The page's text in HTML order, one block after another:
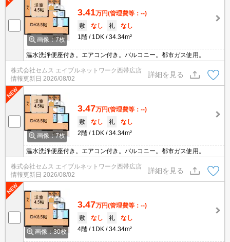
画像：7枚
3.41万円(管理費等：--)
敷
なし 礼
なし
1階
1DK 34.34m²
温水洗浄便座付き。エアコン付き。バルコニー。都市ガス使用。
株式会社セムス エイブルネットワーク西帯広店
情報更新日 2026/08/02
詳細を見る
画像：7枚
3.47万円(管理費等：--)
敷
なし 礼
なし
2階
1DK 34.34m²
温水洗浄便座付き。エアコン付き。バルコニー。都市ガス使用。
株式会社セムス エイブルネットワーク西帯広店
情報更新日 2026/08/02
詳細を見る
画像：30枚
3.47万円(管理費等：--)
敷
なし 礼
なし
4階
1DK 34.34m²